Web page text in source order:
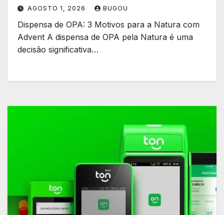
AGOSTO 1, 2026 BUGOU
Dispensa de OPA: 3 Motivos para a Natura com
Advent A dispensa de OPA pela Natura é uma
decisão significativa…